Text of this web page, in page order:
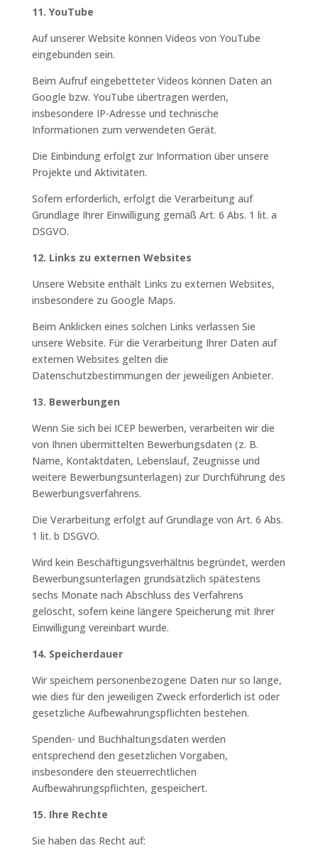
11. YouTube
Auf unserer Website können Videos von YouTube
eingebunden sein.
Beim Aufruf eingebetteter Videos können Daten an
Google bzw. YouTube übertragen werden,
insbesondere IP-Adresse und technische
Informationen zum verwendeten Gerät.
Die Einbindung erfolgt zur Information über unsere
Projekte und Aktivitäten.
Sofern erforderlich, erfolgt die Verarbeitung auf
Grundlage Ihrer Einwilligung gemäß Art. 6 Abs. 1 lit. a
DSGVO.
12. Links zu externen Websites
Unsere Website enthält Links zu externen Websites,
insbesondere zu Google Maps.
Beim Anklicken eines solchen Links verlassen Sie
unsere Website. Für die Verarbeitung Ihrer Daten auf
externen Websites gelten die
Datenschutzbestimmungen der jeweiligen Anbieter.
13. Bewerbungen
Wenn Sie sich bei ICEP bewerben, verarbeiten wir die
von Ihnen übermittelten Bewerbungsdaten (z. B.
Name, Kontaktdaten, Lebenslauf, Zeugnisse und
weitere Bewerbungsunterlagen) zur Durchführung des
Bewerbungsverfahrens.
Die Verarbeitung erfolgt auf Grundlage von Art. 6 Abs.
1 lit. b DSGVO.
Wird kein Beschäftigungsverhältnis begründet, werden
Bewerbungsunterlagen grundsätzlich spätestens
sechs Monate nach Abschluss des Verfahrens
gelöscht, sofern keine längere Speicherung mit Ihrer
Einwilligung vereinbart wurde.
14. Speicherdauer
Wir speichern personenbezogene Daten nur so lange,
wie dies für den jeweiligen Zweck erforderlich ist oder
gesetzliche Aufbewahrungspflichten bestehen.
Spenden- und Buchhaltungsdaten werden
entsprechend den gesetzlichen Vorgaben,
insbesondere den steuerrechtlichen
Aufbewahrungspflichten, gespeichert.
15. Ihre Rechte
Sie haben das Recht auf: